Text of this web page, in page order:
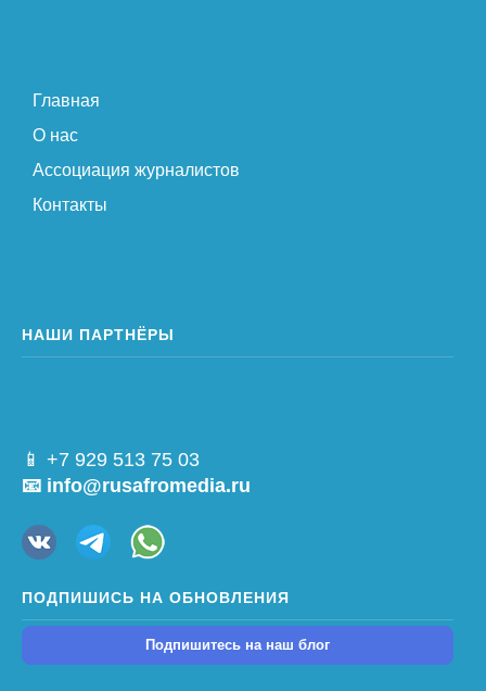
Главная
О нас
Ассоциация журналистов
Контакты
НАШИ ПАРТНЁРЫ
📱 +7 929 513 75 03
📧 info@rusafromedia.ru
ПОДПИШИСЬ НА ОБНОВЛЕНИЯ
Подпишитесь на наш блог